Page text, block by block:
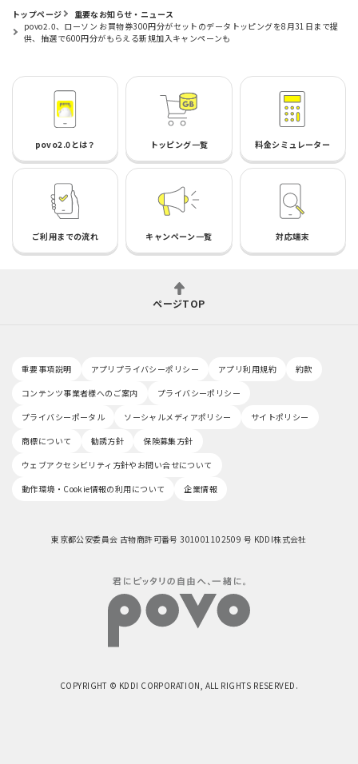
トップページ
重要なお知らせ・ニュース
povo2.0、ローソン お買物券300円分がセットのデータトッピングを8月31日まで提
供、抽選で600円分がもらえる新規加入キャンペーンも
povo2.0とは？ トッピング一覧 料金シミュレーター
ご利用までの流れ キャンペーン一覧 対応端末
ページTOP
重要事項説明 アプリプライバシーポリシー アプリ利用規約
約款
コンテンツ事業者様へのご案内
プライバシーポリシー
プライバシーポータル
ソーシャルメディアポリシー
サイトポリシー
商標について
勧誘方針
保険募集方針
ウェブアクセシビリティ方針やお問い合せについて
動作環境・Cookie情報の利用について
企業情報
東京都公安委員会 古物商許可番号 301001102509 号 KDDI株式会社
COPYRIGHT © KDDI CORPORATION, ALL RIGHTS RESERVED.